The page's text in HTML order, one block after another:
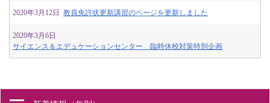
2020年3月12日 教員免許状更新講習のページを更新しました
2020年3月6日
サイエンス＆エデュケーションセンター 臨時休校対策特別企画